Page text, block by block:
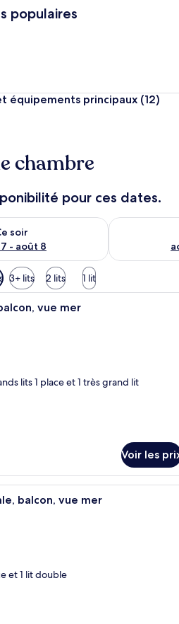
populaires
équipements principaux (12)
chambre
pour ces dates.
soir
- août 8
pour ce soir août 7 - août 8
Vérifier la
3+ lits 2 lits 1 lit
Une chambre à coucher
vue mer
lits 1 place et 1 très grand lit
Voir les
Une chambre avec deux lits,
balcon, vue mer
et 1 lit double